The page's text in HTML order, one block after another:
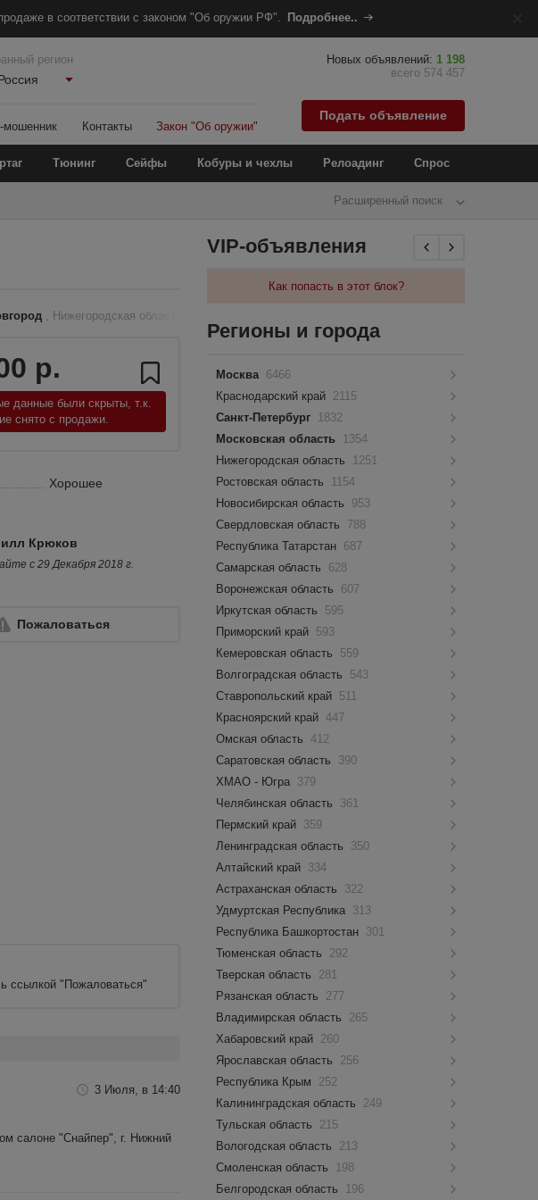
в соответствии с законом "Об оружии РФ". Подробнее..
регион
мошенник Контакты Закон "Об оружии"
Новых объявлений: 1 198
всего 574 457
Подать объявление
Тюнинг Сейфы Кобуры и чехлы Релоадинг Спрос
Расширенный поиск
, Нижегородская область
р.
данные были скрыты, т.к.
снято с продажи.
Хорошее
Крюков
с 29 Декабря 2018 г.
Пожаловаться
ссылкой "Пожаловаться"
3 Июля, в 14:40
салоне "Снайпер", г. Нижний
VIP-объявления
Как попасть в этот блок?
Регионы и города
Москва 6466
Краснодарский край 2115
Санкт-Петербург 1832
Московская область 1354
Нижегородская область
1251
Ростовская область
1154
Новосибирская область
953
Свердловская область
788
Республика Татарстан 687
Самарская область
628
Воронежская область
607
Иркутская область
595
Приморский край 593
Кемеровская область
559
Волгоградская область
543
Ставропольский край 511
Красноярский край 447
Омская область
412
Саратовская область
390
ХМАО - Югра 379
Челябинская область
361
Пермский край 359
Ленинградская область
350
Алтайский край 334
Астраханская область
322
Удмуртская Республика 313
Республика Башкортостан 301
Тюменская область
292
Тверская область
281
Рязанская область
277
Владимирская область
265
Хабаровский край 260
Ярославская область
256
Республика Крым
252
Калининградская область
249
Тульская область
215
Вологодская область
213
Смоленская область
198
Белгородская область
196